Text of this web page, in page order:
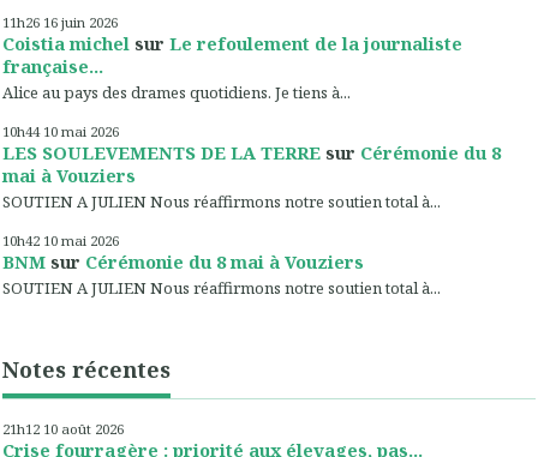
11h26 16 juin 2026
Coistia michel sur Le refoulement de la journaliste
française...
Alice au pays des drames quotidiens. Je tiens à...
10h44 10 mai 2026
LES SOULEVEMENTS DE LA TERRE sur Cérémonie du 8
mai à Vouziers
SOUTIEN A JULIEN Nous réaffirmons notre soutien total à...
10h42 10 mai 2026
BNM sur Cérémonie du 8 mai à Vouziers
SOUTIEN A JULIEN Nous réaffirmons notre soutien total à...
Notes récentes
21h12 10 août 2026
Crise fourragère : priorité aux élevages, pas...